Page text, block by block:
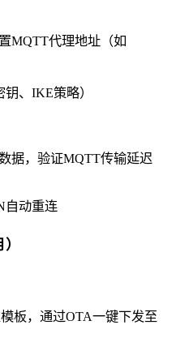
MQTT代理地址（如
、IKE策略）
据，验证MQTT传输延迟
自动重连
板，通过OTA一键下发至